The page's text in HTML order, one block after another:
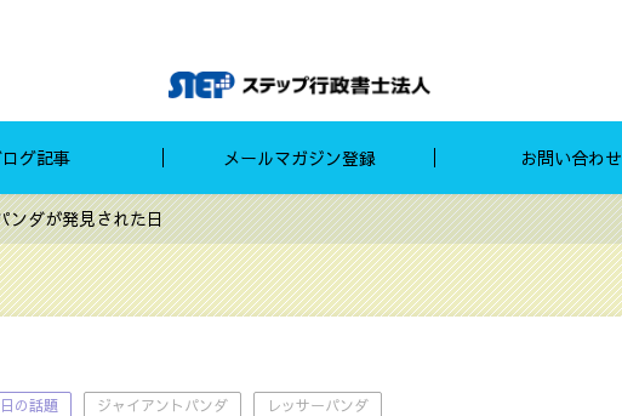
グ記事 メールマガジン登録 お問い合わせ
ンダが発見された日
の話題 ジャイアントパンダ レッサーパンダ